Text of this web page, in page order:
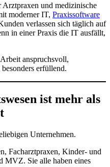
Arztpraxen und medizinische
moderner IT, Praxissoftware
verlassen sich täglich auf
in einer Praxis die IT ausfällt,
anspruchsvoll,
erfüllend.
ist mehr als
Unternehmen.
Facharztpraxen, Kinder- und
MVZ. Sie alle haben eines